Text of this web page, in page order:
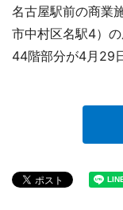
名古屋駅前の商業
市中村区名駅4）
44階部分が4月29